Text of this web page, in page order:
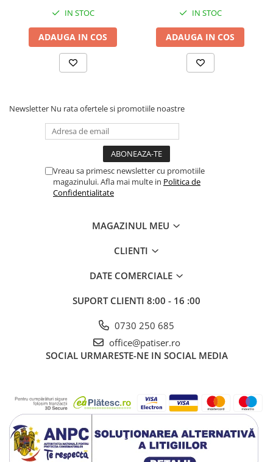
IN STOC
ADAUGA IN COS
IN STOC
ADAUGA IN COS
Newsletter Nu rata ofertele si promotiile noastre
Vreau sa primesc newsletter cu promotiile
magazinului. Afla mai multe in Politica de
Confidentialitate
MAGAZINUL MEU
CLIENTI
DATE COMERCIALE
SUPORT CLIENTI 8:00 - 16 :00
0730 250 685
office@patiser.ro
SOCIAL URMARESTE-NE IN SOCIAL MEDIA